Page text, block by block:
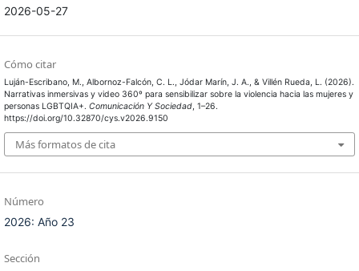
2026-05-27
Cómo citar
Luján-Escribano, M., Albornoz-Falcón, C. L., Jódar Marín, J. A., & Villén Rueda, L. (2026).
Narrativas inmersivas y video 360º para sensibilizar sobre la violencia hacia las mujeres y
personas LGBTQIA+. Comunicación Y Sociedad, 1–26.
https://doi.org/10.32870/cys.v2026.9150
Más formatos de cita
Número
2026: Año 23
Sección